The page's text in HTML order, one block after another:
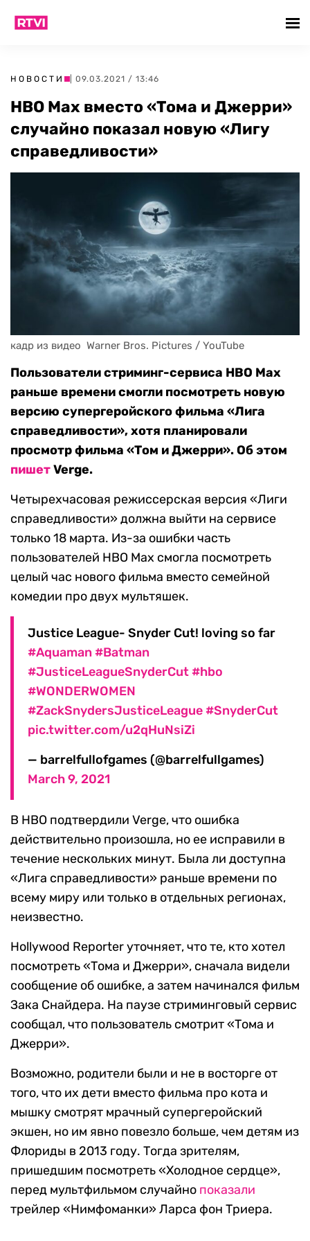
НОВОСТИ | 09.03.2021 / 13:46
HBO Max вместо «Тома и Джерри»
случайно показал новую «Лигу
справедливости»
кадр из видео  Warner Bros. Pictures / YouTube
Пользователи стриминг-сервиса HBO Max
раньше времени смогли посмотреть новую
версию супергеройского фильма «Лига
справедливости», хотя планировали
просмотр фильма «Том и Джерри». Об этом
пишетVerge.
Четырехчасовая режиссерская версия «Лиги
справедливости» должна выйти на сервисе
только 18 марта. Из-за ошибки часть
пользователей HBO Max смогла посмотреть
целый час нового фильма вместо семейной
комедии про двух мультяшек.
Justice League- Snyder Cut! loving so far
#Aquaman#Batman
#JusticeLeagueSnyderCut#hbo
#WONDERWOMEN
#ZackSnydersJusticeLeague#SnyderCut
pic.twitter.com/u2qHuNsiZi
— barrelfullofgames (@barrelfullgames)
March 9, 2021
В HBO подтвердили Verge, что ошибка
действительно произошла, но ее исправили в
течение нескольких минут. Была ли доступна
«Лига справедливости» раньше времени по
всему миру или только в отдельных регионах,
неизвестно.
Hollywood Reporter уточняет, что те, кто хотел
посмотреть «Тома и Джерри», сначала видели
сообщение об ошибке, а затем начинался фильм
Зака Снайдера. На паузе стриминговый сервис
сообщал, что пользователь смотрит «Тома и
Джерри».
Возможно, родители были и не в восторге от
того, что их дети вместо фильма про кота и
мышку смотрят мрачный супергеройский
экшен, но им явно повезло больше, чем детям из
Флориды в 2013 году. Тогда зрителям,
пришедшим посмотреть «Холодное сердце»,
перед мультфильмом случайно показали
трейлер «Нимфоманки» Ларса фон Триера.